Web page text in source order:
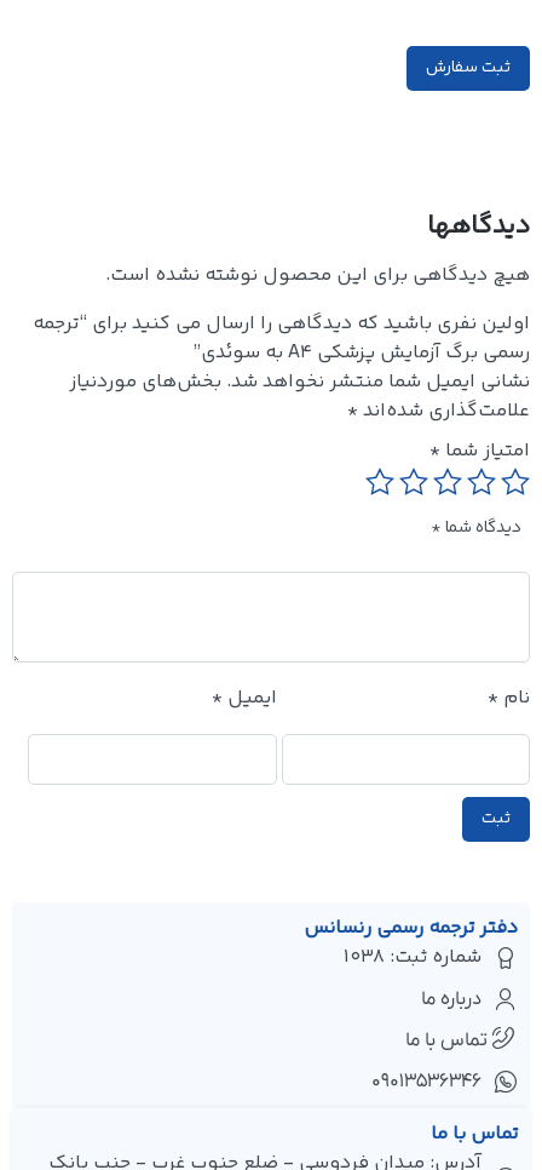
ثبت سفارش
دیدگاهها
هیچ دیدگاهی برای این محصول نوشته نشده است.
اولین نفری باشید که دیدگاهی را ارسال می کنید برای “ترجمه
رسمی برگ آزمایش پزشکی A4 به سوئدی”
نشانی ایمیل شما منتشر نخواهد شد.بخش‌های موردنیاز
علامت‌گذاری شده‌اند*
امتیاز شما*
دیدگاه شما*
نام* ایمیل*
دفتر ترجمه رسمی رنسانس
شماره ثبت: 1038
درباره ما
تماس با ما
۰۹۰۱۳۵۳۶۳۴۶
تماس با ما
آدرس: میدان فردوسی - ضلع جنوب غرب - جنب بانک